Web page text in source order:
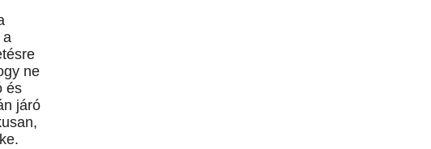
a
ne
és
járó